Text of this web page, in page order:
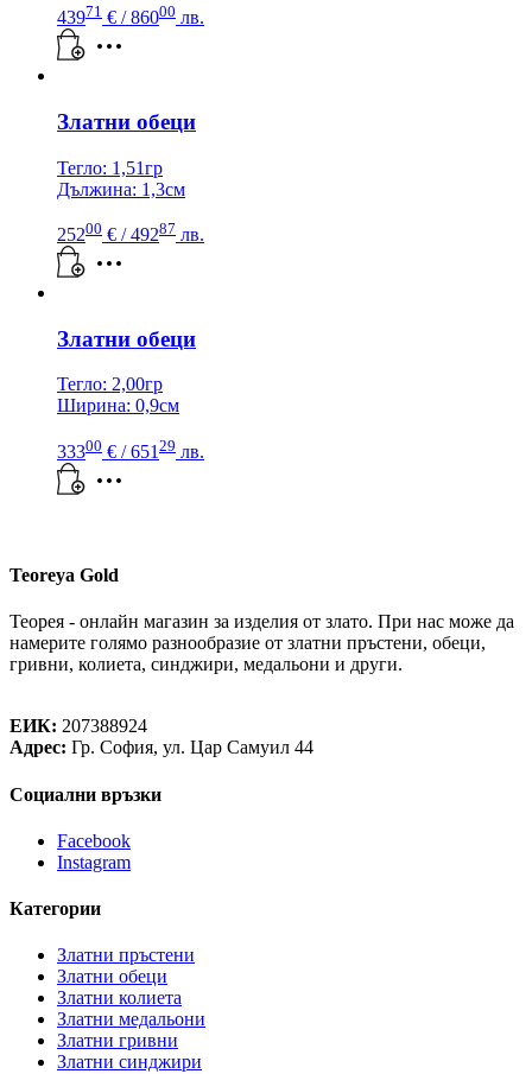
43971 € / 86000 лв.
Златни обеци
Тегло: 1,51гр
Дължина: 1,3см
25200 € / 49287 лв.
Златни обеци
Тегло: 2,00гр
Ширина: 0,9см
33300 € / 651 29 лв.
Teoreya Gold
Теорея - онлайн магазин за изделия от злато. При нас може да
намерите голямо разнообразие от златни пръстени, обеци,
гривни, колиета, синджири, медальони и други.
ЕИК: 207388924
Адрес: Гр. София, ул. Цар Самуил 44
Социални връзки
Facebook
Instagram
Категории
Златни пръстени
Златни обеци
Златни колиета
Златни медальони
Златни гривни
Златни синджири